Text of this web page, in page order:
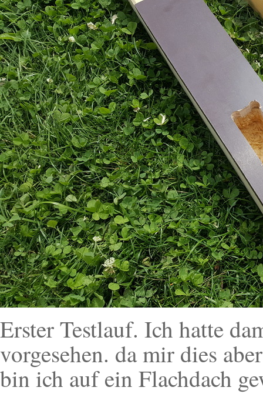
Erster Testlauf. Ich hatte
vorgesehen. da mir dies
bin ich auf ein Flachdach